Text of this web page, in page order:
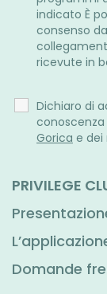
indicato È
consenso
ricevute in
Dichiaro di
conoscenza
Gorica e dei
PRIVILEGE
Domande